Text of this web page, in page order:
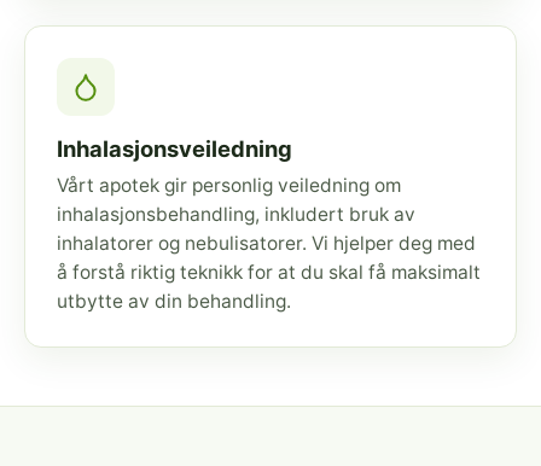
Inhalasjonsveiledning
Vårt apotek gir personlig veiledning om
inhalasjonsbehandling, inkludert bruk av
inhalatorer og nebulisatorer. Vi hjelper deg med
å forstå riktig teknikk for at du skal få maksimalt
utbytte av din behandling.